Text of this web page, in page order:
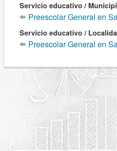
Servicio educativo /
Preescolar General en
Servicio educativo /
Preescolar General en